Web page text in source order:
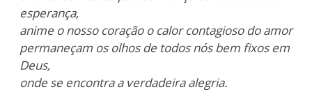
esperança,
anime o nosso coração o calor contagioso do amor
permaneçam os olhos de todos nós bem fixos em
Deus,
onde se encontra a verdadeira alegria.